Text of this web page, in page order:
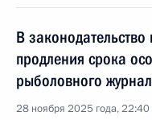
В
продления срока
рыболовного
28 ноября 2025 года, 22:40